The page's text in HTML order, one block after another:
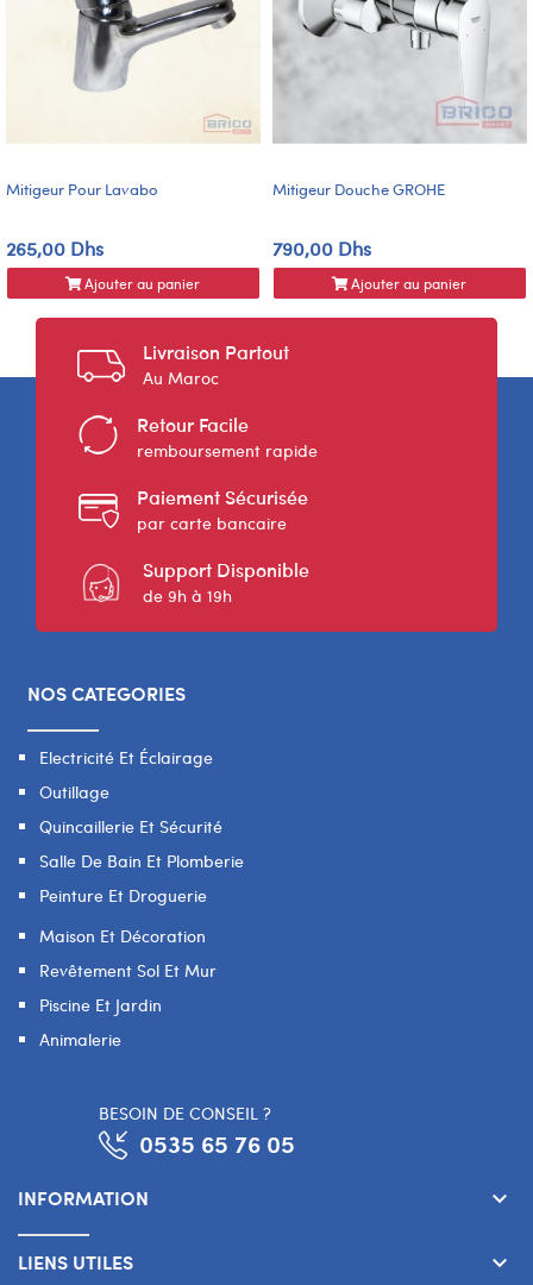
Mitigeur Pour Lavabo
265,00 Dhs
Ajouter au panier
Mitigeur Douche GROHE
790,00 Dhs
Ajouter au panier
Livraison Partout
Au Maroc
Retour Facile
remboursement rapide
Paiement Sécurisée
par carte bancaire
Support Disponible
de 9h à 19h
NOS CATEGORIES
Electricité Et Éclairage
Outillage
Quincaillerie Et Sécurité
Salle De Bain Et Plomberie
Peinture Et Droguerie
Maison Et Décoration
Revêtement Sol Et Mur
Piscine Et Jardin
Animalerie
BESOIN DE CONSEIL ?
0535 65 76 05
INFORMATION keyboard_arrow_down
LIENS UTILES keyboard_arrow_down